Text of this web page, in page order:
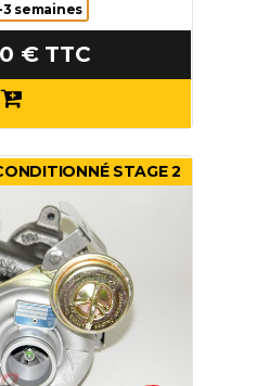
3 semaines
€ TTC
STAGE 2